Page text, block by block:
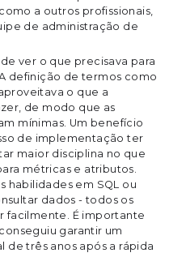
a outros profissionais,
de administração de
ver o que precisava para
definição de termos como
o que a
de modo que as
mínimas. Um benefício
de implementação ter
maior disciplina no que
métricas e atributos.
habilidades em SQL ou
dados - todos os
facilmente. É importante
garantir um
três anos após a rápida